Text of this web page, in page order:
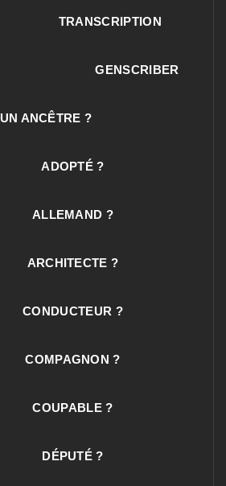
TRANSCRIPTION
GENSCRIBER
UN ANCÊTRE ?
ADOPTÉ ?
ALLEMAND ?
ARCHITECTE ?
CONDUCTEUR ?
COMPAGNON ?
COUPABLE ?
DÉPUTÉ ?